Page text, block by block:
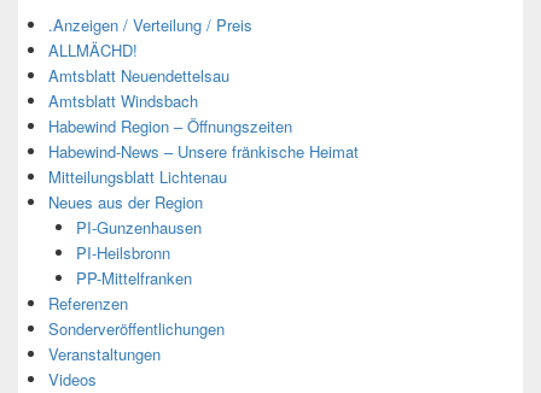
.Anzeigen / Verteilung / Preis
ALLMÄCHD!
Amtsblatt Neuendettelsau
Amtsblatt Windsbach
Habewind Region – Öffnungszeiten
Habewind-News – Unsere fränkische Heimat
Mitteilungsblatt Lichtenau
Neues aus der Region
PI-Gunzenhausen
PI-Heilsbronn
PP-Mittelfranken
Referenzen
Sonderveröffentlichungen
Veranstaltungen
Videos